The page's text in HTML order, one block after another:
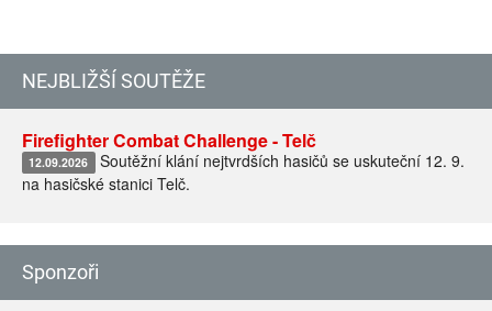
NEJBLIŽŠÍ SOUTĚŽE
Firefighter Combat Challenge - Telč
12.09.2026 Soutěžní klání nejtvrdších hasičů se uskuteční 12. 9.
na hasičské stanici Telč.
Sponzoři